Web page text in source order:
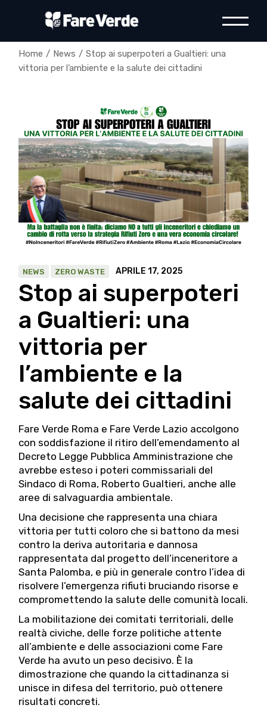
Home News
Stop ai superpoteri a Gualtieri: una
vittoria per l’ambiente e la salute dei cittadini
NEWS ZERO WASTE APRILE 17, 2025
Stop ai superpoteri
a Gualtieri: una
vittoria per
l’ambiente e la
salute dei cittadini
Fare Verde Roma e Fare Verde Lazio accolgono
con soddisfazione il ritiro dell’emendamento al
Decreto Legge Pubblica Amministrazione che
avrebbe esteso i poteri commissariali del
Sindaco di Roma, Roberto Gualtieri, anche alle
aree di salvaguardia ambientale.
Una decisione che rappresenta una chiara
vittoria per tutti coloro che si battono da mesi
contro la deriva autoritaria e dannosa
rappresentata dal progetto dell’inceneritore a
Santa Palomba, e più in generale contro l’idea di
risolvere l’emergenza rifiuti bruciando risorse e
compromettendo la salute delle comunità locali.
La mobilitazione dei comitati territoriali, delle
realtà civiche, delle forze politiche attente
all’ambiente e delle associazioni come Fare
Verde ha avuto un peso decisivo. È la
dimostrazione che quando la cittadinanza si
unisce in difesa del territorio, può ottenere
risultati concreti.